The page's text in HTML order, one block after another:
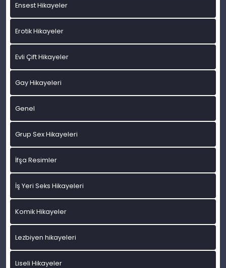
Ensest Hikayeler
Erotik Hikayeler
Evli Çift Hikayeler
Gay Hikayeleri
Genel
Grup Sex Hikayeleri
İfşa Resimler
İş Yeri Seks Hikayeleri
Komik Hikayeler
Lezbiyen hikayeleri
Liseli Hikayeler